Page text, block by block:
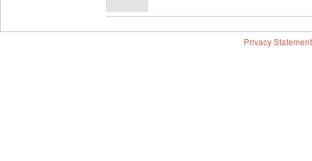
Privacy Statement